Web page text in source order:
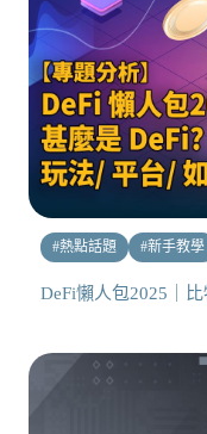
#熱點話題 #新手教學
DeFi懶人包2025｜